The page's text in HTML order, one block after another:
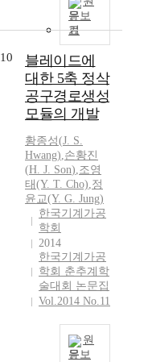
b
문보
기
10
블레이드에
대한 5축 정삭
공구경로생성
모듈의 개발
황종성(J. S.
Hwang),손황진
(H. J. Son),조영
태(Y. T. Cho),정
윤교(Y. G. Jung)
한국기계가공
학회
2014
한국기계가공
학회 춘추계학
술대회 논문집
Vol.2014 No.11
원
문보